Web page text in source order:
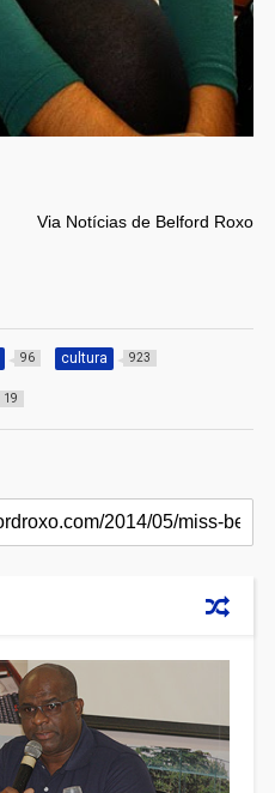
Via Notícias de Belford Roxo
96 cultura 923
19